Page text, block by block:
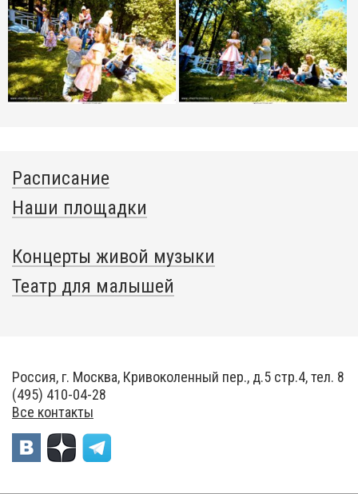
Расписание
Наши площадки
Концерты живой музыки
Театр для малышей
Россия, г. Москва, Кривоколенный пер., д.5 стр.4, тел. 8
(495) 410-04-28
Все контакты